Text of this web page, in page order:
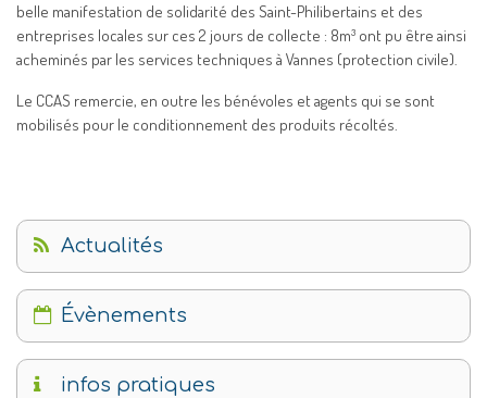
belle manifestation de solidarité des Saint-Philibertains et des
entreprises locales sur ces 2 jours de collecte : 8m³ ont pu être ainsi
acheminés par les services techniques à Vannes (protection civile).
Le CCAS remercie, en outre les bénévoles et agents qui se sont
mobilisés pour le conditionnement des produits récoltés.
Actualités
Évènements
infos pratiques